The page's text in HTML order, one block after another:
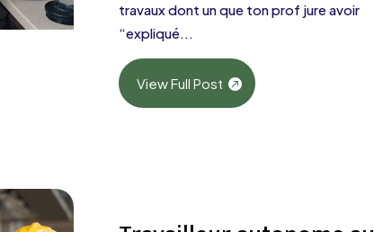
travaux dont un que ton prof jure avoir
“expliqué...
View Full Post